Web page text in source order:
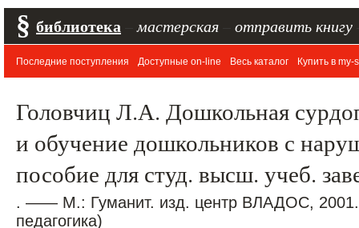
§ библиотека мастерская отправить книгу
Последние поступления Доступные on-line Весь каталог Купить в my-
Головчиц Л.А. Дошкольная
и обучение дошкольников с
пособие для студ. высш. учеб.
. —— М.: Гуманит. изд. центр ВЛАДОС,
педагогика)